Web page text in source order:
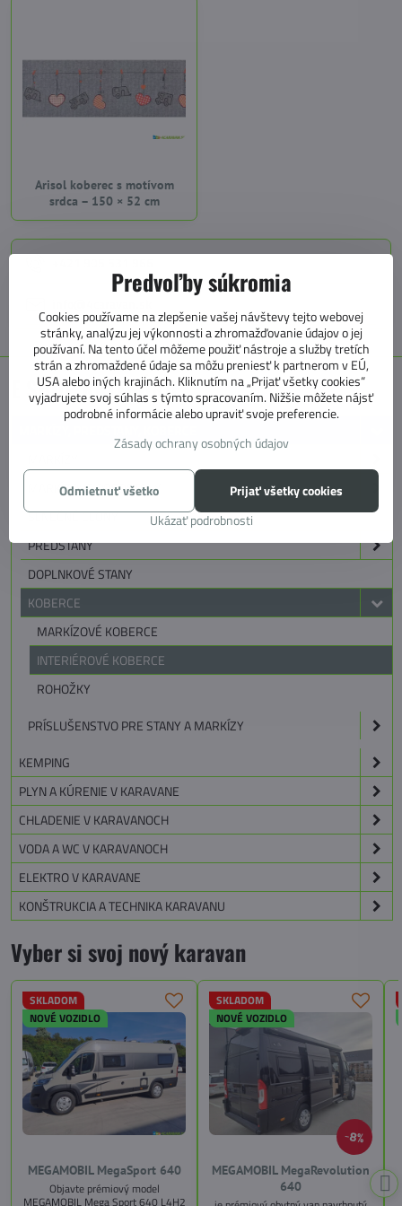
Arisol koberec s motívom
srdca – 150 × 52 cm
E SHOP KATEGÓRIE
MARKÍZOVE PREDSTANY
SLNEČNÉ CLONY
PREDSTANY
DOPLNKOVÉ STANY
KOBERCE
MARKÍZOVÉ KOBERCE
INTERIÉROVÉ KOBERCE
ROHOŽKY
PRÍSLUŠENSTVO PRE STANY A MARKÍZY
KEMPING
PLYN A KÚRENIE V KARAVANE
CHLADENIE V KARAVANOCH
VODA A WC V KARAVANOCH
ELEKTRO V KARAVANE
KONŠTRUKCIA A TECHNIKA KARAVANU
Vyber si svoj nový karavan
SKLADOM
NOVÉ VOZIDLO
MEGAMOBIL MegaSport 640
Objavte prémiový model
MEGAMOBIL Mega Sport 640 L4H2
8%
SKLADOM
NOVÉ VOZIDLO
MEGAMOBIL MegaRevolution
640
Predvoľby súkromia
Cookies používame na zlepšenie vašej návštevy tejto webovej
stránky, analýzu jej výkonnosti a zhromažďovanie údajov o jej
používaní. Na tento účel môžeme použiť nástroje a služby tretích
strán a zhromaždené údaje sa môžu preniesť k partnerom v EÚ,
USA alebo iných krajinách. Kliknutím na „Prijať všetky cookies“
vyjadrujete svoj súhlas s týmto spracovaním. Nižšie môžete nájsť
podrobné informácie alebo upraviť svoje preferencie.
Zásady ochrany osobných údajov
Ukázať podrobnosti
Prijať všetky cookies
Odmietnuť všetko